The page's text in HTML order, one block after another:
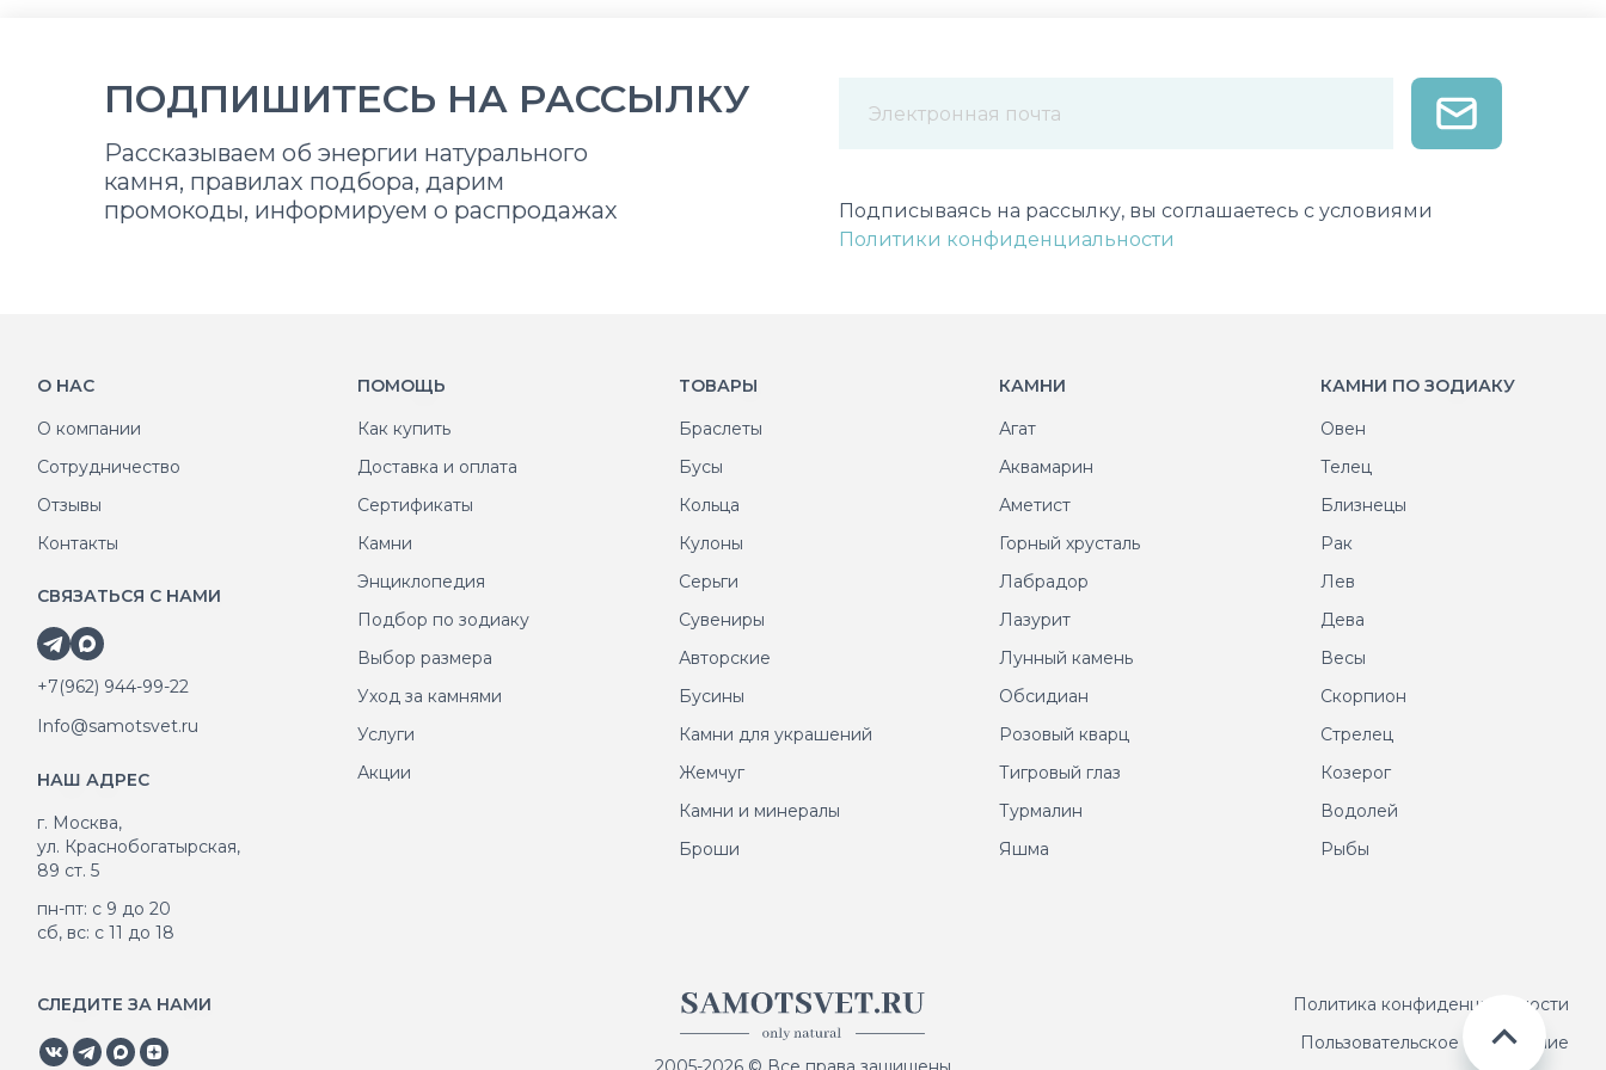
ПОДПИШИТЕСЬ НА РАССЫЛКУ
Рассказываем об энергии натурального
камня, правилах подбора, дарим
промокоды, информируем о распродажах
Подписываясь на рассылку, вы соглашаетесь с условиями
Политики конфиденциальности
О НАС
О компании
Сотрудничество
Отзывы
Контакты
СВЯЗАТЬСЯ С НАМИ
+7(962) 944-99-22
Info@samotsvet.ru
НАШ АДРЕС
г. Москва,
ул. Краснобогатырская,
89 ст. 5
пн-пт: с 9 до 20
сб, вс: с 11 до 18
ПОМОЩЬ
Как купить
Доставка и оплата
Сертификаты
Камни
Энциклопедия
Подбор по зодиаку
Выбор размера
Уход за камнями
Услуги
Акции
ТОВАРЫ
Браслеты
Бусы
Кольца
Кулоны
Серьги
Сувениры
Авторские
Бусины
Камни для украшений
Жемчуг
Камни и минералы
Броши
КАМНИ
Агат
Аквамарин
Аметист
Горный хрусталь
Лабрадор
Лазурит
Лунный камень
Обсидиан
Розовый кварц
Тигровый глаз
Турмалин
Яшма
КАМНИ ПО ЗОДИАКУ
Овен
Телец
Близнецы
Рак
Лев
Дева
Весы
Скорпион
Стрелец
Козерог
Водолей
Рыбы
СЛЕДИТЕ ЗА НАМИ
Политика конфиденциальности
Пользовательское соглашение